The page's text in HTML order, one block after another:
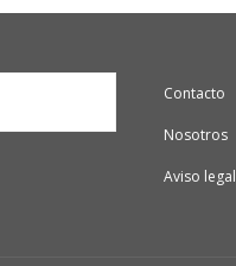
Contacto
Nosotros
Aviso legal